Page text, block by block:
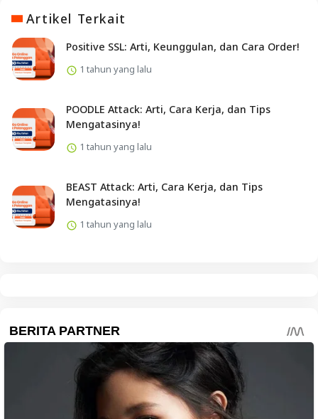
Artikel Terkait
Positive SSL: Arti, Keunggulan, dan Cara Order!
1 tahun yang lalu
POODLE Attack: Arti, Cara Kerja, dan Tips
Mengatasinya!
1 tahun yang lalu
BEAST Attack: Arti, Cara Kerja, dan Tips
Mengatasinya!
1 tahun yang lalu